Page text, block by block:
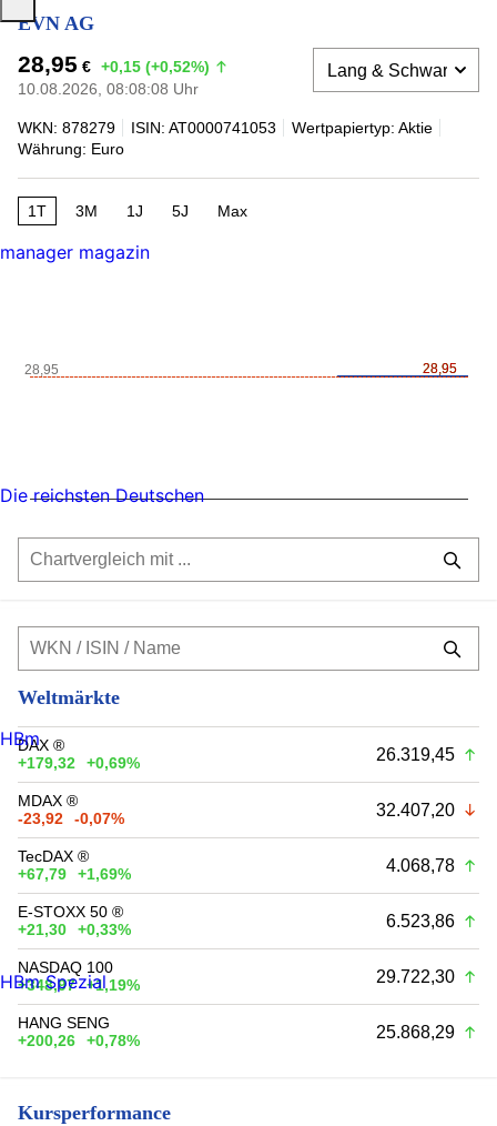
EVN AG
28,95 € +0,15 (+0,52%)
10.08.2026, 08:08:08 Uhr
WKN: 878279 ISIN: AT0000741053
Wertpapiertyp: Aktie
Währung: Euro
1T 3M 1J 5J Max
28,95
28,95
28,95
Weltmärkte
DAX ®
+179,32
+0,69% 26.319,45
MDAX ®
-23,92
-0,07% 32.407,20
TecDAX ®
+67,79
+1,69% 4.068,78
E-STOXX 50 ®
+21,30
+0,33% 6.523,86
NASDAQ 100
+348,97
+1,19% 29.722,30
HANG SENG
+200,26
+0,78% 25.868,29
Kursperformance
manager magazin
Die reichsten Deutschen
HBm
HBm Spezial